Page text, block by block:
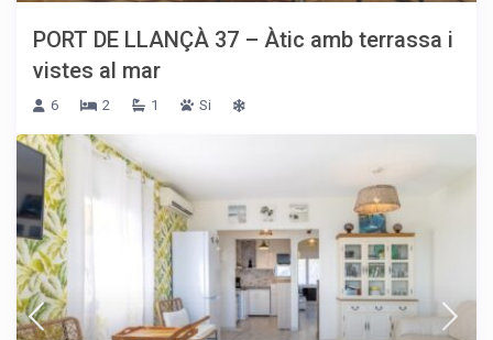
PORT DE LLANÇÀ 37 – Àtic amb terrassa i
vistes al mar
6 2 1 Si